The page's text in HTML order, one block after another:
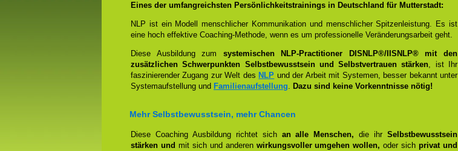
Eines der umfangreichsten Persönlichkeitstrainings in Deutschland für Mutterstadt:
NLP ist ein Modell menschlicher Kommunikation und menschlicher Spitzenleistung. Es ist
eine hoch effektive Coaching-Methode, wenn es um professionelle Veränderungsarbeit geht.
Diese Ausbildung zum systemischen NLP-Practitioner DISNLP®/IISNLP® mit den
zusätzlichen Schwerpunkten Selbstbewusstsein und Selbstvertrauen stärken, ist Ihr
faszinierender Zugang zur Welt des NLP und der Arbeit mit Systemen, besser bekannt unter
Systemaufstellung und Familienaufstellung. Dazu sind keine Vorkenntnisse nötig!
Mehr Selbstbewusstsein, mehr Chancen
Diese Coaching Ausbildung richtet sich an alle Menschen, die ihrSelbstbewusstsein
stärken und mit sich und anderen wirkungsvoller umgehen wollen, oder sichprivat und